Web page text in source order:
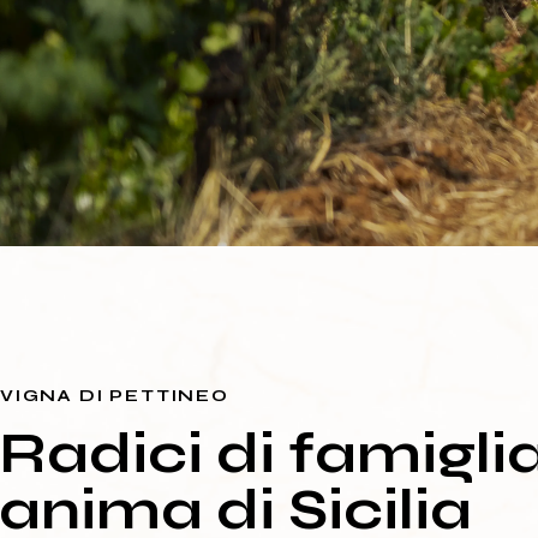
VIGNA DI PETTINEO
Radici di
anima di Sicilia